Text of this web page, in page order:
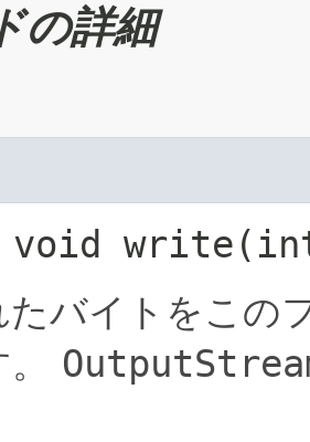
の詳細
void
たバイトをこの